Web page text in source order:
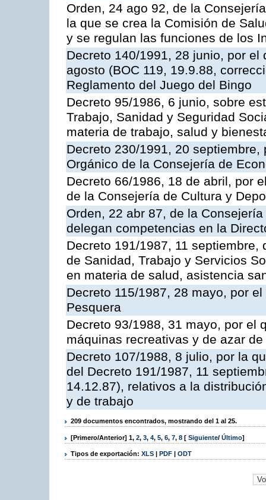
Orden, 24 ago 92, de la
la que se crea la Comisión de
y se regulan las funciones de los
Decreto 140/1991, 28 junio, por
agosto (BOC 119, 19.9.88,
Reglamento del Juego del Bingo
Decreto 95/1986, 6 junio, sobre
Trabajo, Sanidad y Seguridad
materia de trabajo, salud y
Decreto 230/1991, 20
Orgánico de la Consejería de
Decreto 66/1986, 18 de abril, por
de la Consejería de Cultura y
Orden, 22 abr 87, de la
delegan competencias en la
Decreto 191/1987, 11
de Sanidad, Trabajo y Servicios
en materia de salud, asistencia
Decreto 115/1987, 28 mayo, por
Pesquera
Decreto 93/1988, 31 mayo, por el
máquinas recreativas y de azar
Decreto 107/1988, 8 julio, por la
del Decreto 191/1987, 11
14.12.87), relativos a la
y de trabajo
209 documentos encontrados, mostrando del 1 al 25.
[Primero/Anterior] 1, 2, 3, 4, 5, 6, 7, 8 [ Siguiente/ Último]
Tipos de exportación: XLS | PDF | ODT